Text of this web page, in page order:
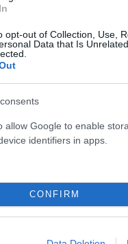
opt-out of Collection, Use,
Data that Is
allow Google to enable
identifiers in apps.
CONFIRM
και
διαφορετικό.
με τις
μας» είπε ο κ.
Έχει να
για να
Έρευνας και
συνθήκη η χώρα
της ευθύνης